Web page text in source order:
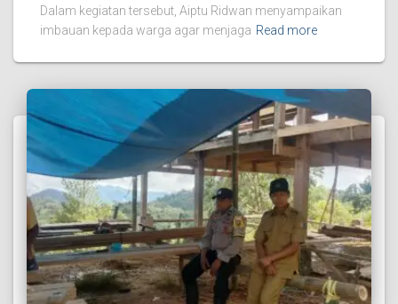
Dalam kegiatan tersebut, Aiptu Ridwan menyampaikan
imbauan kepada warga agar menjaga Read more